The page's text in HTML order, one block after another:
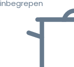
inbegrepen